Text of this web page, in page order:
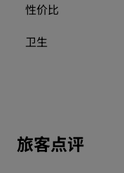
性价比
卫生
旅客点评